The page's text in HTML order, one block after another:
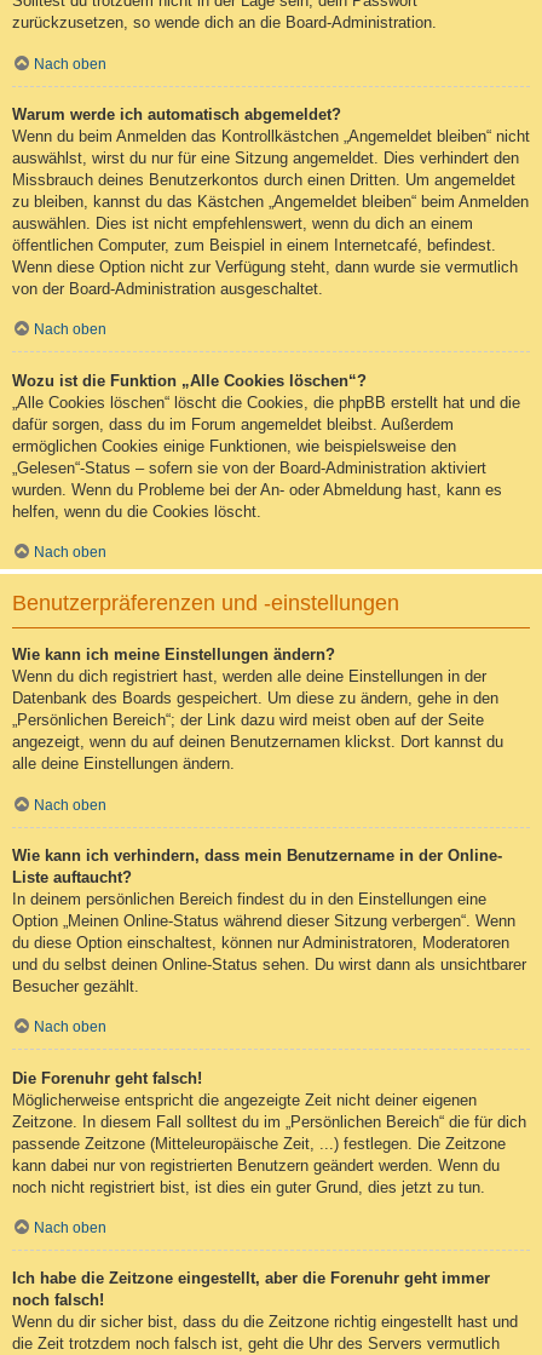
zurückzusetzen, so wende dich an die Board-Administration.
Nach oben
Warum werde ich automatisch abgemeldet?
Wenn du beim Anmelden das Kontrollkästchen „Angemeldet bleiben“ nicht
auswählst, wirst du nur für eine Sitzung angemeldet. Dies verhindert den
Missbrauch deines Benutzerkontos durch einen Dritten. Um angemeldet
zu bleiben, kannst du das Kästchen „Angemeldet bleiben“ beim Anmelden
auswählen. Dies ist nicht empfehlenswert, wenn du dich an einem
öffentlichen Computer, zum Beispiel in einem Internetcafé, befindest.
Wenn diese Option nicht zur Verfügung steht, dann wurde sie vermutlich
von der Board-Administration ausgeschaltet.
Nach oben
Wozu ist die Funktion „Alle Cookies löschen“?
„Alle Cookies löschen“ löscht die Cookies, die phpBB erstellt hat und die
dafür sorgen, dass du im Forum angemeldet bleibst. Außerdem
ermöglichen Cookies einige Funktionen, wie beispielsweise den
„Gelesen“-Status – sofern sie von der Board-Administration aktiviert
wurden. Wenn du Probleme bei der An- oder Abmeldung hast, kann es
helfen, wenn du die Cookies löscht.
Nach oben
Benutzerpräferenzen und -einstellungen
Wie kann ich meine Einstellungen ändern?
Wenn du dich registriert hast, werden alle deine Einstellungen in der
Datenbank des Boards gespeichert. Um diese zu ändern, gehe in den
„Persönlichen Bereich“; der Link dazu wird meist oben auf der Seite
angezeigt, wenn du auf deinen Benutzernamen klickst. Dort kannst du
alle deine Einstellungen ändern.
Nach oben
Wie kann ich verhindern, dass mein Benutzername in der Online-
Liste auftaucht?
In deinem persönlichen Bereich findest du in den Einstellungen eine
Option „Meinen Online-Status während dieser Sitzung verbergen“. Wenn
du diese Option einschaltest, können nur Administratoren, Moderatoren
und du selbst deinen Online-Status sehen. Du wirst dann als unsichtbarer
Besucher gezählt.
Nach oben
Die Forenuhr geht falsch!
Möglicherweise entspricht die angezeigte Zeit nicht deiner eigenen
Zeitzone. In diesem Fall solltest du im „Persönlichen Bereich“ die für dich
passende Zeitzone (Mitteleuropäische Zeit, ...) festlegen. Die Zeitzone
kann dabei nur von registrierten Benutzern geändert werden. Wenn du
noch nicht registriert bist, ist dies ein guter Grund, dies jetzt zu tun.
Nach oben
Ich habe die Zeitzone eingestellt, aber die Forenuhr geht immer
noch falsch!
Wenn du dir sicher bist, dass du die Zeitzone richtig eingestellt hast und
die Zeit trotzdem noch falsch ist, geht die Uhr des Servers vermutlich